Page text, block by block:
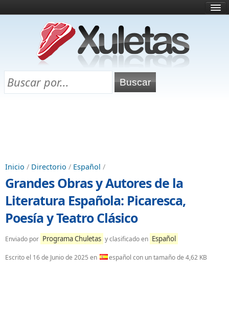
¿Qué es esto?
Directorio
Chuletas para exámenes
Inicio / Directorio / Español /
Grandes Obras y Autores de la
Literatura Española: Picaresca,
Poesía y Teatro Clásico
Enviado por Programa Chuletas y clasificado en Español
Escrito el 16 de Junio de 2025 en español con un tamaño de 4,62 KB